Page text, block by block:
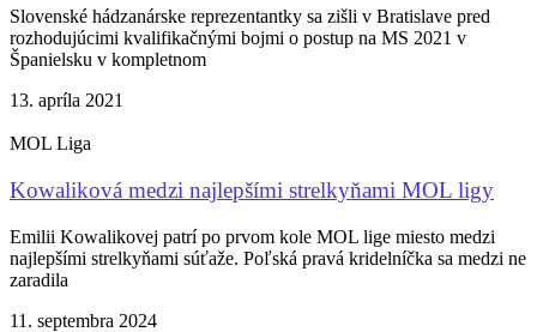
Slovenské hádzanárske reprezentantky sa zišli v Bratislave pred
rozhodujúcimi kvalifikačnými bojmi o postup na MS 2021 v
Španielsku v kompletnom
13. apríla 2021
MOL Liga
Kowaliková medzi najlepšími strelkyňami MOL ligy
Emilii Kowalikovej patrí po prvom kole MOL lige miesto medzi
najlepšími strelkyňami súťaže. Poľská pravá kridelníčka sa medzi ne
zaradila
11. septembra 2024